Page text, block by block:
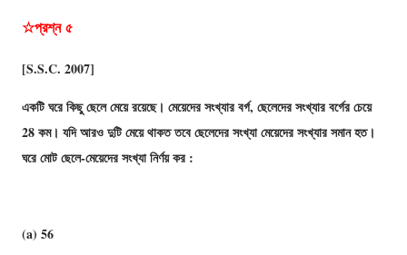
☆প্রশ্ন৫
[S.S.C. 2007]
একটি ঘরে কিছু ছেলে মেয়ে রয়েছে। মেয়েদের সংখ্যার বর্গ, ছেলেদের সংখ্যার বর্গের চেয়ে
28 কম। যদি আরও দুটি মেয়ে থাকত তবে ছেলেদের সংখ্যা মেয়েদের সংখ্যার সমান হত।
ঘরে মোট ছেলে-মেয়েদের সংখ্যা নির্ণয় কর :
(a) 56